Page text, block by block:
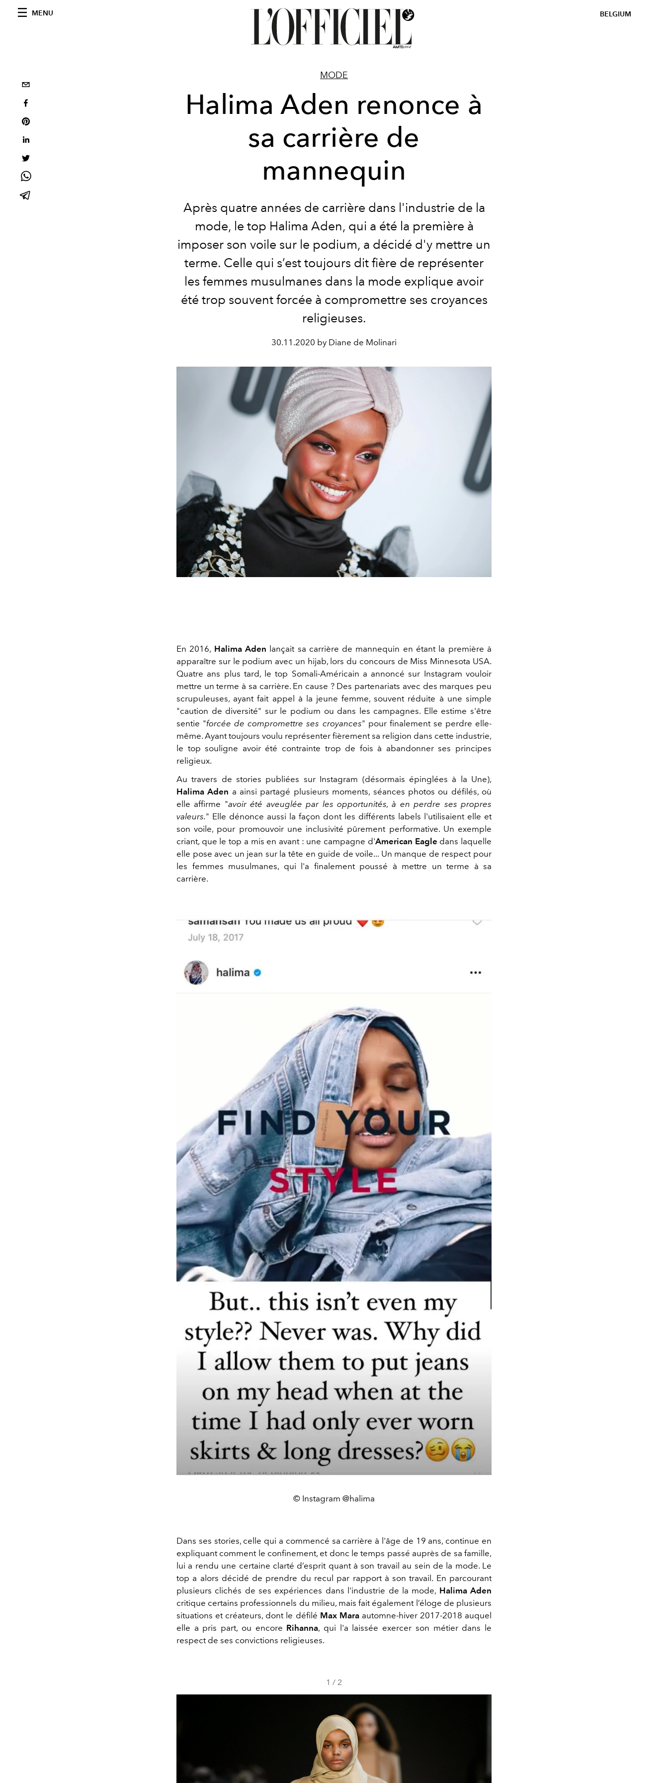
MENU BELGIUM
MODE
Halima Aden renonce à
sa carrière de
mannequin
Après quatre années de carrière dans l'industrie de la
mode, le top Halima Aden, qui a été la première à
imposer son voile sur le podium, a décidé d'y mettre un
terme. Celle qui s’est toujours dit fière de représenter
les femmes musulmanes dans la mode explique avoir
été trop souvent forcée à compromettre ses croyances
religieuses.
30.11.2020 by Diane de Molinari
En 2016, Halima Aden lançait sa carrière de mannequin en étant la première à
apparaître sur le podium avec un hijab, lors du concours de Miss Minnesota USA.
Quatre ans plus tard, le top Somali-Américain a annoncé sur Instagram vouloir
mettre un terme à sa carrière. En cause ? Des partenariats avec des marques peu
scrupuleuses, ayant fait appel à la jeune femme, souvent réduite à une simple
"caution de diversité" sur le podium ou dans les campagnes. Elle estime s'être
sentie "forcée de compromettre ses croyances" pour finalement se perdre elle-
même. Ayant toujours voulu représenter fièrement sa religion dans cette industrie,
le top souligne avoir été contrainte trop de fois à abandonner ses principes
religieux.
Au travers de stories publiées sur Instagram (désormais épinglées à la Une),
Halima Aden a ainsi partagé plusieurs moments, séances photos ou défilés, où
elle affirme "avoir été aveuglée par les opportunités, à en perdre ses propres
valeurs." Elle dénonce aussi la façon dont les différents labels l'utilisaient elle et
son voile, pour promouvoir une inclusivité pûrement performative. Un exemple
criant, que le top a mis en avant : une campagne d'American Eagle dans laquelle
elle pose avec un jean sur la tête en guide de voile... Un manque de respect pour
les femmes musulmanes, qui l'a finalement poussé à mettre un terme à sa
carrière.
© Instagram @halima
Dans ses stories, celle qui a commencé sa carrière à l'âge de 19 ans, continue en
expliquant comment le confinement, et donc le temps passé auprès de sa famille,
lui a rendu une certaine clarté d’esprit quant à son travail au sein de la mode. Le
top a alors décidé de prendre du recul par rapport à son travail. En parcourant
plusieurs clichés de ses expériences dans l'industrie de la mode, Halima Aden
critique certains professionnels du milieu, mais fait également l’éloge de plusieurs
situations et créateurs, dont le défilé Max Mara automne-hiver 2017-2018 auquel
elle a pris part, ou encore Rihanna, qui l'a laissée exercer son métier dans le
respect de ses convictions religieuses.
1 / 2